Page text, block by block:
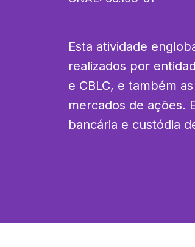
Esta atividade
realizados por
e CBLC, e também
mercados de ações.
bancária e custódia